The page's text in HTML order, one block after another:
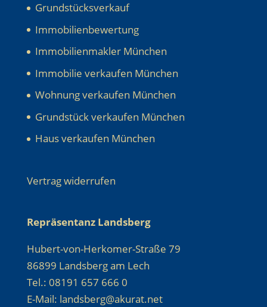
Grundstücksverkauf
Immobilienbewertung
Immobilienmakler München
Immobilie verkaufen München
Wohnung verkaufen München
Grundstück verkaufen München
Haus verkaufen München
Vertrag widerrufen
Repräsentanz Landsberg
Hubert-von-Herkomer-Straße 79
86899 Landsberg am Lech
Tel.: 08191 657 666 0
E-Mail: landsberg@akurat.net